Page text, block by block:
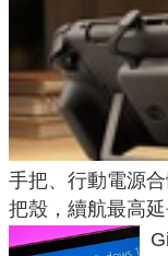
手把、行動電源
把殼，續航最高